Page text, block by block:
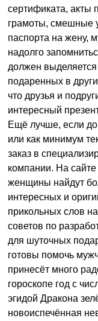
сертификата, акты
грамоты, смешные
паспорта на жену,
надолго
должен
подаренных в
что друзья и
интересный
Ещё лучше, если
или как минимум
заказ в
компании. На
женщины найдут
интересных и
прикольных слов
советов по
для шуточных
готовы помочь
принесёт много
гороскопе год с
эгидой Дракона
новоиспечённая